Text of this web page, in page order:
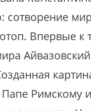
сотворение
Впервые к
Римскому